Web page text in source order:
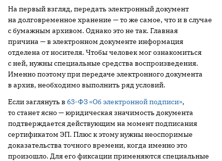
На первый взгляд, передать электронный документ
на долговременное хранение — то же самое, что и в случае
с бумажным архивом. Однако это не так. Главная
причина — в электронном документе информация
отделена от носителя. Чтобы человек мог ознакомиться
с ней, нужны специальные средства воспроизведения.
Именно поэтому при передаче электронного документа
в архив, необходимо выполнить ряд условий.
Если заглянуть в 63-ФЗ «Об электронной подписи»,
то станет ясно — юридическая значимость документа
подтверждается действующим на момент подписания
сертификатом ЭП. Плюс к этому нужны неоспоримые
доказательства точного времени, когда именно это
произошло. Для его фиксации применяются специальные